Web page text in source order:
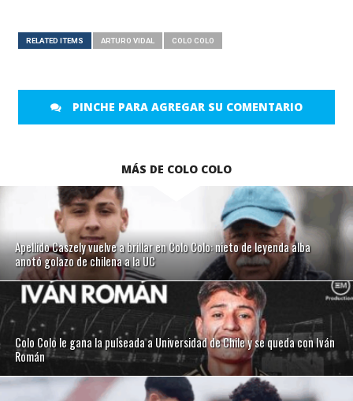
RELATED ITEMS ARTURO VIDAL COLO COLO
PINCHE PARA AGREGAR SU COMENTARIO
MÁS DE COLO COLO
Apellido Caszely vuelve a brillar en Colo Colo: nieto de leyenda alba
anotó golazo de chilena a la UC
Colo Colo le gana la pulseada a Universidad de Chile y se queda con Iván
Román